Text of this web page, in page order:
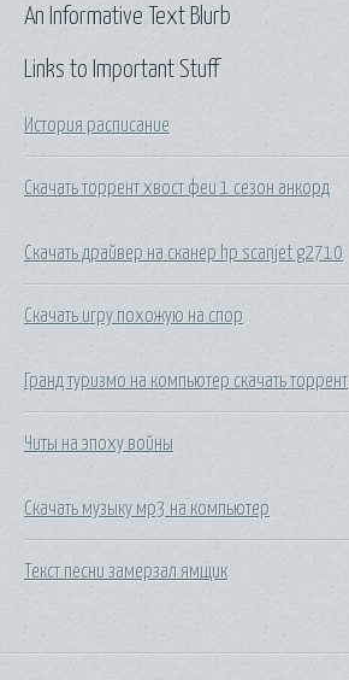
Links to Important Stuff
История расписание
Скачать торрент хвост феи 1 сезон анкорд
Скачать драйвер на сканер hp scanjet g2710
Скачать игру похожую на спор
Гранд туризмо на компьютер скачать торрент
Читы на эпоху войны
Скачать музыку мр3 на компьютер
Текст песни замерзал ямщик
An Informative Text Blurb